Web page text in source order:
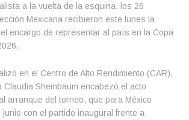
a la vuelta de la esquina, los 26
Mexicana recibieron este lunes la
encargo de representar al país en la Copa
en el Centro de Alto Rendimiento (CAR),
Claudia Sheinbaum encabezó el acto
arranque del torneo, que para México
junio con el partido inaugural frente a